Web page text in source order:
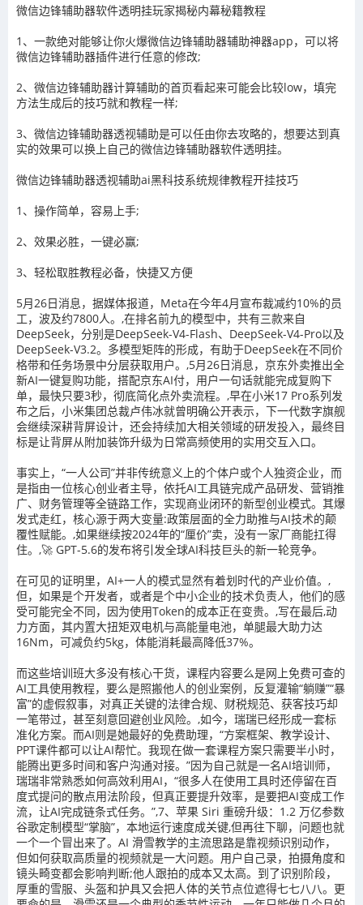
微信边锋辅助器软件透明挂玩家揭秘内幕秘籍教程
1、一款绝对能够让你火爆微信边锋辅助器辅助神器app，可以将
微信边锋辅助器插件进行任意的修改;
2、 微信边锋辅助器计算辅助的首页看起来可能会比较low，填完
方法生成后的技巧就和教程一样;
3、 微信边锋辅助器透视辅助是可以任由你去攻略的，想要达到真
实的效果可以换上自己的微信边锋辅助器软件透明挂。
微信边锋辅助器透视辅助ai黑科技系统规律教程开挂技巧
1、操作简单，容易上手;
2、效果必胜，一键必赢;
3、轻松取胜教程必备，快捷又方便
5月26日消息，据媒体报道，Meta在今年4月宣布裁减约10%的员
工，波及约7800人。,在排名前九的模型中，共有三款来自
DeepSeek，分别是DeepSeek-V4-Flash、DeepSeek-V4-Pro以及
DeepSeek-V3.2。多模型矩阵的形成，有助于DeepSeek在不同价
格带和任务场景中分层获取用户。,5月26日消息，京东外卖推出全
新AI一键复购功能，搭配京东AI付，用户一句话就能完成复购下
单，最快只要3秒，彻底简化点外卖流程。,早在小米17 Pro系列发
布之后，小米集团总裁卢伟冰就曾明确公开表示，下一代数字旗舰
会继续深耕背屏设计，还会持续加大相关领域的研发投入，最终目
标是让背屏从附加装饰升级为日常高频使用的实用交互入口。
事实上，“一人公司”并非传统意义上的个体户或个人独资企业，而
是指由一位核心创业者主导，依托AI工具链完成产品研发、营销推
广、财务管理等全链路工作，实现商业闭环的新型创业模式。其爆
发式走红，核心源于两大变量:政策层面的全力助推与AI技术的颠
覆性赋能。,如果继续按2024年的“厘价”卖，没有一家厂商能扛得
住。,🚀 GPT-5.6的发布将引发全球AI科技巨头的新一轮竞争。
在可见的证明里，AI+一人的模式显然有着划时代的产业价值。,
但，如果是个开发者，或者是个中小企业的技术负责人，他们的感
受可能完全不同，因为使用Token的成本正在变贵。,写在最后,动
力方面，其内置大扭矩双电机与高能量电池，单腿最大助力达
16Nm，可减负约5kg，体能消耗最高降低37%。
而这些培训班大多没有核心干货，课程内容要么是网上免费可查的
AI工具使用教程，要么是照搬他人的创业案例，反复灌输“躺赚”“暴
富”的虚假叙事，对真正关键的法律合规、财税规范、获客技巧却
一笔带过，甚至刻意回避创业风险。,如今，瑞瑞已经形成一套标
准化方案。而AI则是她最好的免费助理，“方案框架、教学设计、
PPT课件都可以让AI帮忙。我现在做一套课程方案只需要半小时，
能腾出更多时间和客户沟通对接。”因为自己就是一名AI培训师，
瑞瑞非常熟悉如何高效利用AI，“很多人在使用工具时还停留在百
度式提问的散点用法阶段，但真正要提升效率，是要把AI变成工作
流，让AI完成链条式任务。”,7、苹果 Siri 重磅升级：1.2 万亿参数
谷歌定制模型“掌脑”，本地运行速度成关键,但再往下聊，问题也就
一个一个冒出来了。AI 滑雪教学的主流思路是靠视频识别动作，
但如何获取高质量的视频就是一大问题。用户自己录，拍摄角度和
镜头畸变都会影响判断;他人跟拍的成本又太高。到了识别阶段，
厚重的雪服、头盔和护具又会把人体的关节点位遮得七七八八。更